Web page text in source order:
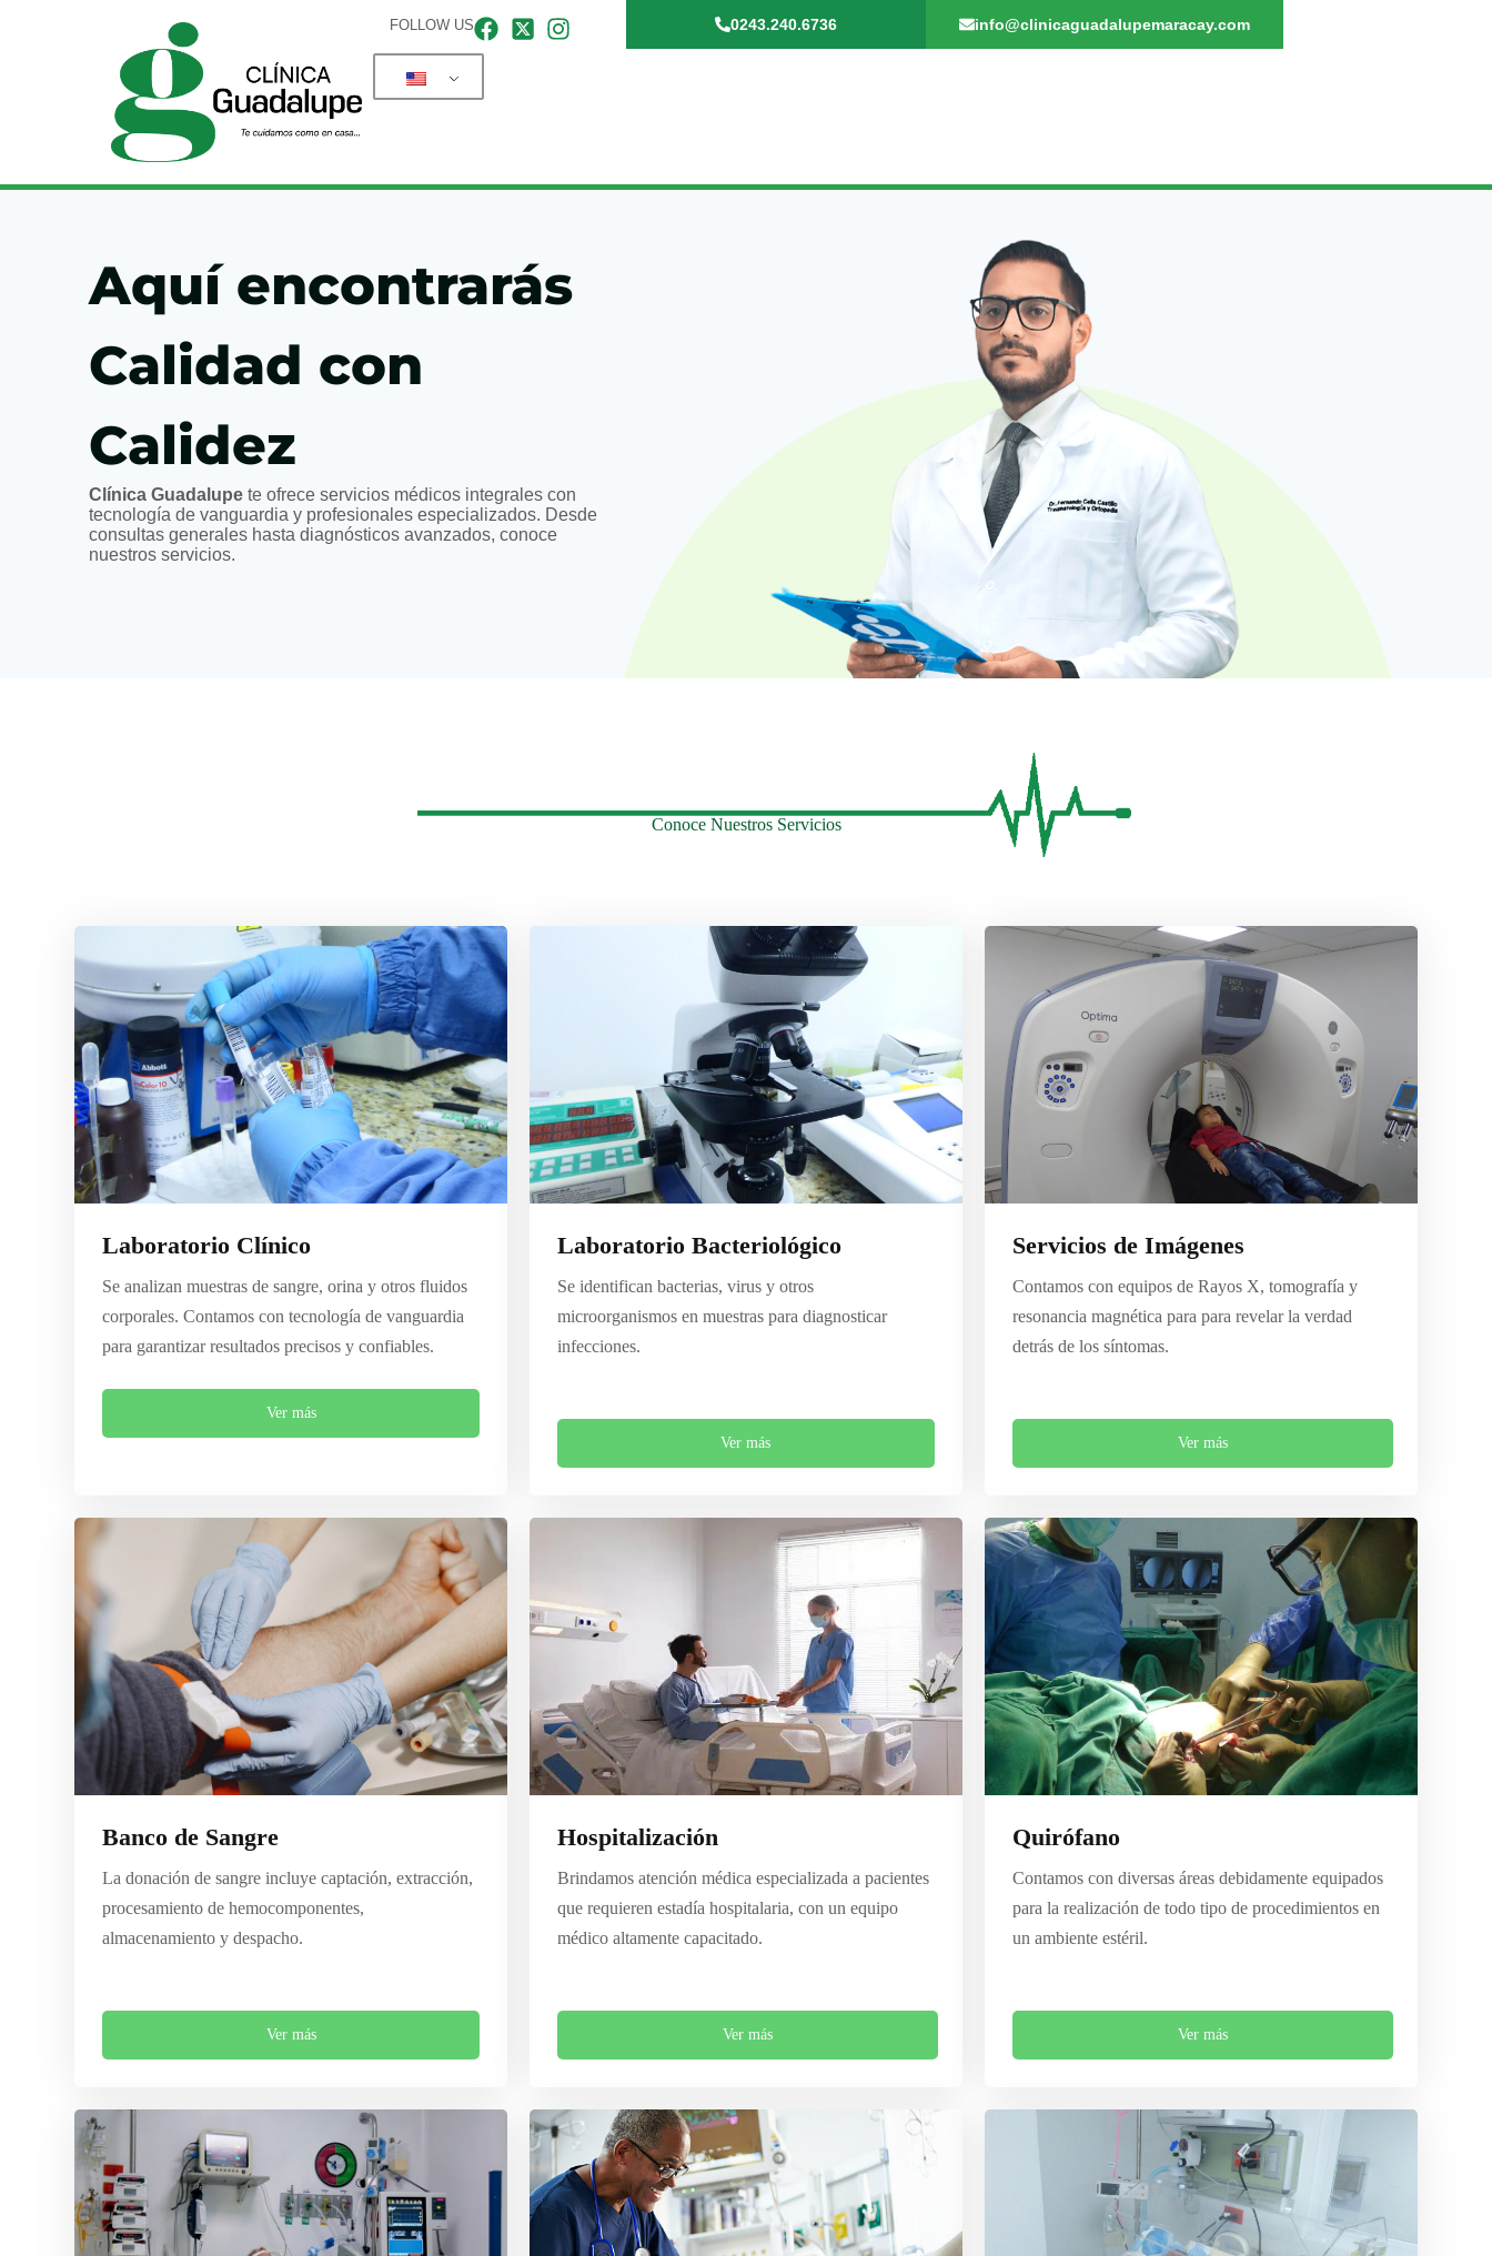
FOLLOW US 0243.240.6736 info@clinicaguadalupemaracay.com
Aquí encontrarás
Calidad con
Calidez
Clínica Guadalupe te ofrece servicios médicos integrales con
tecnología de vanguardia y profesionales especializados. Desde
consultas generales hasta diagnósticos avanzados, conoce
nuestros servicios.
Conoce Nuestros Servicios
Laboratorio Clínico
Se analizan muestras de sangre, orina y otros fluidos
corporales. Contamos con tecnología de vanguardia
para garantizar resultados precisos y confiables.
Ver más
Laboratorio Bacteriológico
Se identifican bacterias, virus y otros
microorganismos en muestras para diagnosticar
infecciones.
Ver más
Servicios de Imágenes
Contamos con equipos de Rayos X, tomografía y
resonancia magnética para para revelar la verdad
detrás de los síntomas.
Ver más
Banco de Sangre
La donación de sangre incluye captación, extracción,
procesamiento de hemocomponentes,
almacenamiento y despacho.
Ver más
Hospitalización
Brindamos atención médica especializada a pacientes
que requieren estadía hospitalaria, con un equipo
médico altamente capacitado.
Ver más
Quirófano
Contamos con diversas áreas debidamente equipados
para la realización de todo tipo de procedimientos en
un ambiente estéril.
Ver más